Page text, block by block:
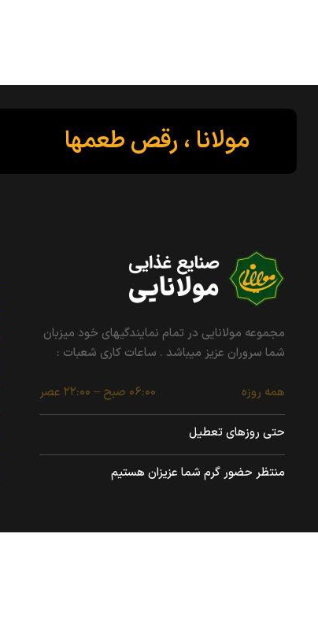
مولانا ، رقص طعمها
مجموعه مولانایی در تمام نمایندگیهای خود میزبان
شما سروران عزیز میباشد . ساعات کاری شعبات :
همه روزه ۰۶:۰۰ صبح – ۲۲:۰۰ عصر
حتی روزهای تعطیل
منتظر حضور گرم شما عزیزان هستیم